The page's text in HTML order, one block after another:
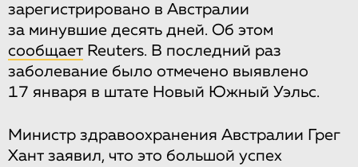
зарегистрировано в Австралии
за минувшие десять дней. Об этом
сообщает Reuters. В последний раз
заболевание было отмечено выявлено
17 января в штате Новый Южный Уэльс.
Министр здравоохранения Австралии Грег
Хант заявил, что это большой успех